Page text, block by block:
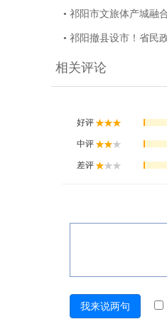
• 祁阳市文旅体产城融
• 祁阳撤县设市！省民
相关评论